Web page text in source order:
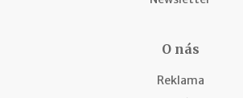
O nás
Reklama